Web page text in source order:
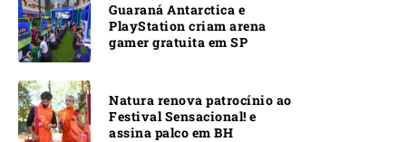
Guaraná Antarctica e
PlayStation criam arena
gamer gratuita em SP
Natura renova patrocínio ao
Festival Sensacional! e
assina palco em BH